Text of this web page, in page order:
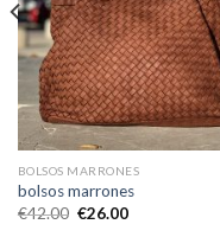
BOLSOS MARRONES
bolsos marrones
€42.00 €26.00